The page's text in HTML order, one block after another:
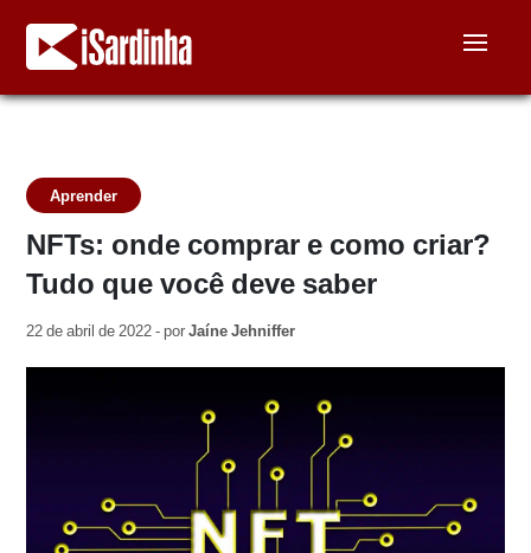
Aprender
NFTs: onde comprar e como criar?
Tudo que você deve saber
22 de abril de 2022 - porJaíne Jehniffer